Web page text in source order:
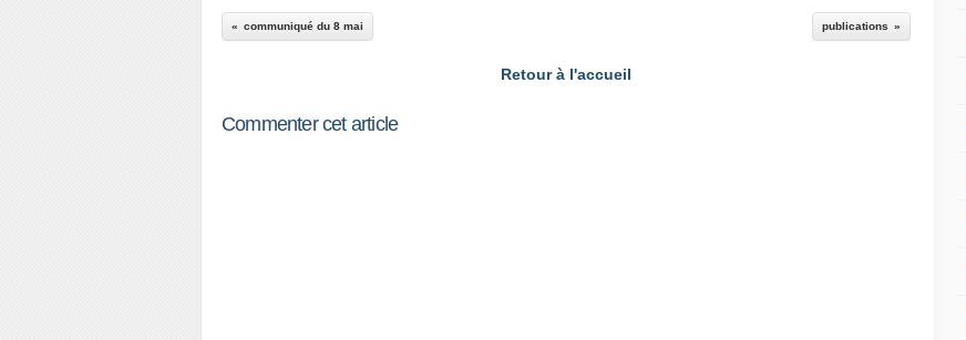
communiqué du 8 mai publications
Retour à l'accueil
Commenter cet article